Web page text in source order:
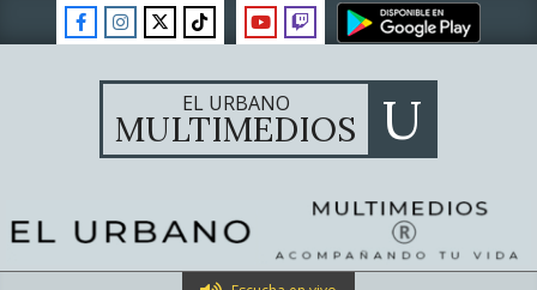
to
EL URBANO
MULTIMEDIOS U